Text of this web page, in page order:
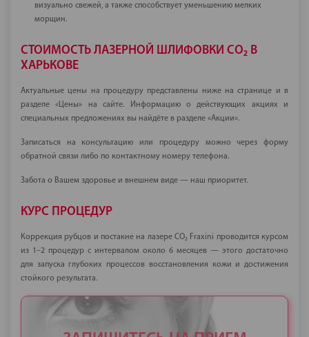
визуально свежей, а также способствует уменьшению мелких
морщин.
СТОИМОСТЬ ЛАЗЕРНОЙ ШЛИФОВКИ CO₂ В
ХАРЬКОВЕ
Актуальные цены на процедуру представлены ниже на странице и в
разделе «Цены» на сайте. Информацию о действующих акциях и
специальных предложениях вы найдёте в разделе «Акции».
Записаться на консультацию или процедуру можно через форму
обратной связи либо по контактному номеру телефона.
Забота о Вашем здоровье и внешнем виде — наш приоритет.
КУРС ПРОЦЕДУР
Коррекция рубцов и постакне на лазере CO₂ Fraxini проводится курсом
из 1–2 процедур с интервалом около 6 месяцев — этого достаточно
для запуска глубоких процессов восстановления кожи и достижения
стойкого результата.